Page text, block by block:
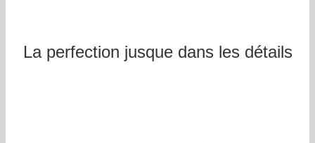
La perfection jusque dans les détails